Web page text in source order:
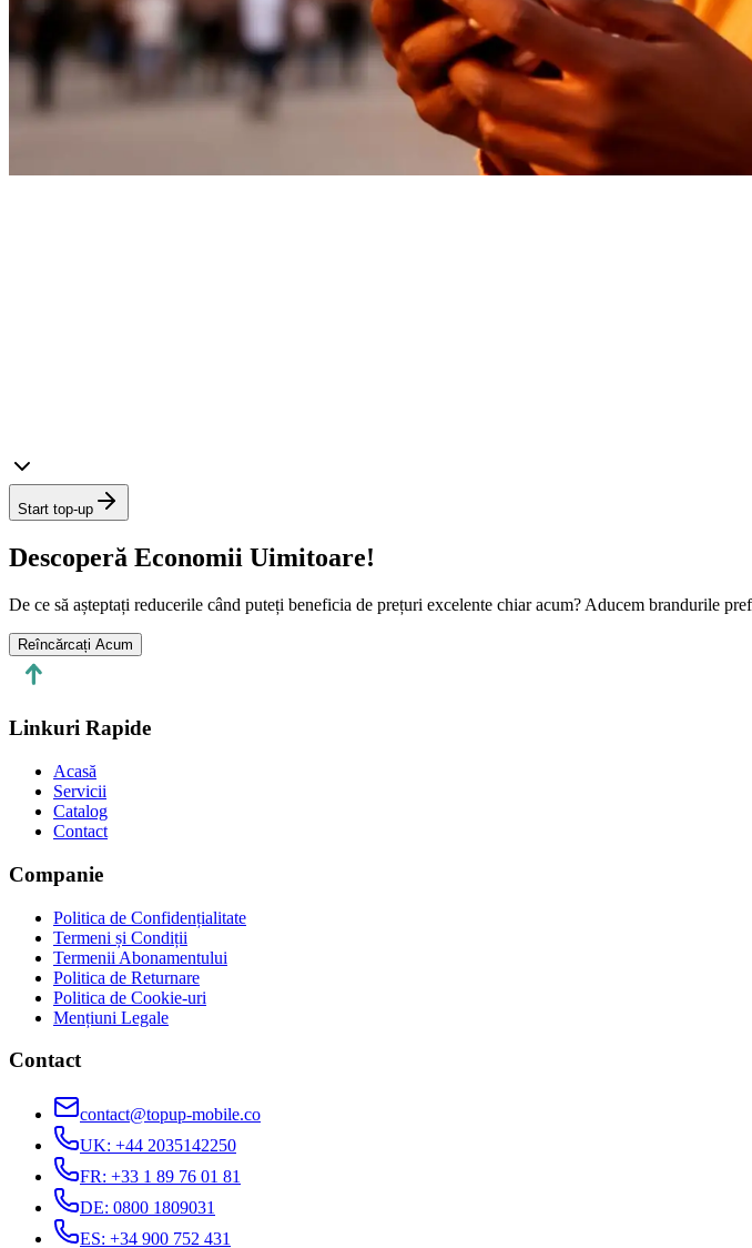
Start top-up
Descoperă Economii Uimitoare!
De ce să așteptați reducerile când puteți beneficia de prețuri excelente chiar acum? Aducem brandurile
Reîncărcați Acum
Linkuri Rapide
Acasă
Servicii
Catalog
Contact
Companie
Politica de Confidențialitate
Termeni și Condiții
Termenii Abonamentului
Politica de Returnare
Politica de Cookie-uri
Mențiuni Legale
Contact
contact@topup-mobile.co
UK: +44 2035142250
FR: +33 1 89 76 01 81
DE: 0800 1809031
ES: +34 900 752 431